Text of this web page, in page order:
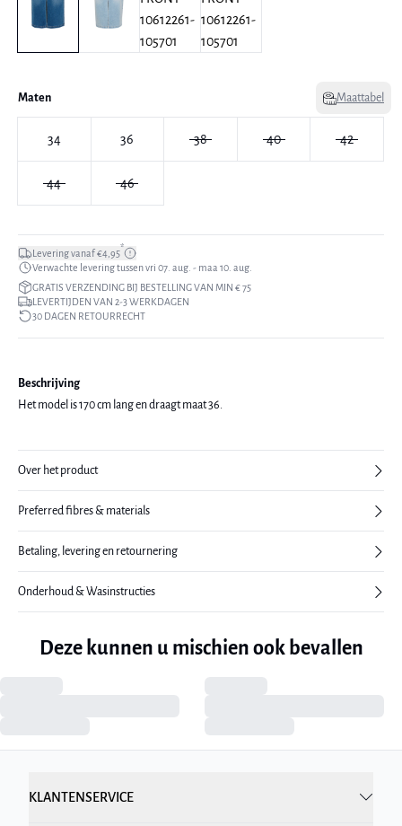
Maten Maattabel
34 36 38 40 42
44 46
Levering vanaf €4,95*
Verwachte levering tussen vri 07. aug. - maa 10. aug.
GRATIS VERZENDING BIJ BESTELLING VAN MIN € 75
LEVERTIJDEN VAN 2-3 WERKDAGEN
30 DAGEN RETOURRECHT
Beschrijving
Het model is 170 cm lang en draagt maat 36.
Over het product
Preferred fibres & materials
Betaling, levering en retournering
Onderhoud & Wasinstructies
Deze kunnen u mischien ook bevallen
KLANTENSERVICE